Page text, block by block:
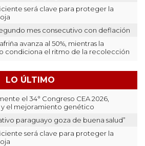
será clave para proteger la
mes consecutivo con deflación
avanza al 50%, mientras la
condiciona el ritmo de la recolección
LO ÚLTIMO
el 34° Congreso CEA 2026,
el mejoramiento genético
paraguayo goza de buena salud”
será clave para proteger la